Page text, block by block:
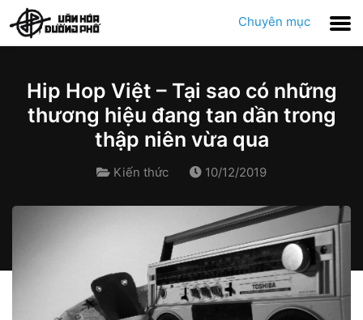
Chuyên mục
Hip Hop Việt – Tại sao có những
thương hiệu đang tan dần trong
thập niên vừa qua
Kiến thức 10/12/2019